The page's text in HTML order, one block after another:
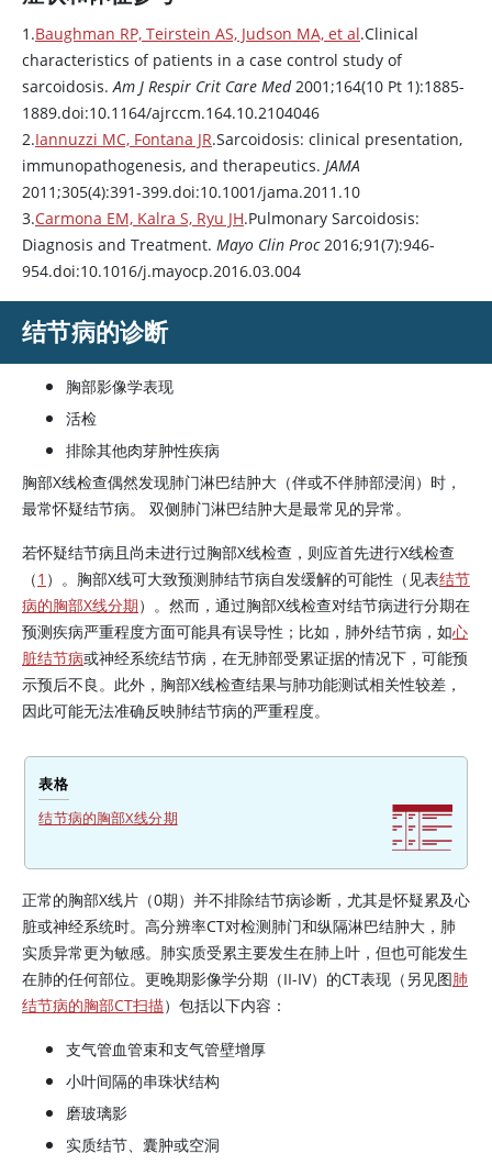
1.Baughman RP, Teirstein AS, Judson MA, et al.Clinical
characteristics of patients in a case control study of
sarcoidosis.Am J Respir Crit Care Med2001;164(10 Pt 1):1885-
1889.doi:10.1164/ajrccm.164.10.2104046
2.Iannuzzi MC, Fontana JR.Sarcoidosis: clinical presentation,
immunopathogenesis, and therapeutics. JAMA
2011;305(4):391-399.doi:10.1001/jama.2011.10
3.Carmona EM, Kalra S, Ryu JH.Pulmonary Sarcoidosis:
Diagnosis and Treatment. Mayo Clin Proc2016;91(7):946-
954.doi:10.1016/j.mayocp.2016.03.004
结节病的诊断
胸部影像学表现
活检
排除其他肉芽肿性疾病
胸部X线检查偶然发现肺门淋巴结肿大（伴或不伴肺部浸润）时，
最常怀疑结节病。 双侧肺门淋巴结肿大是最常见的异常。
若怀疑结节病且尚未进行过胸部X线检查，则应首先进行X线检查
（1 ）。胸部X线可大致预测肺结节病自发缓解的可能性（见表结节
病的胸部X线分期）。然而，通过胸部X线检查对结节病进行分期在
预测疾病严重程度方面可能具有误导性；比如，肺外结节病，如心
脏结节病或神经系统结节病，在无肺部受累证据的情况下，可能预
示预后不良。此外，胸部X线检查结果与肺功能测试相关性较差，
因此可能无法准确反映肺结节病的严重程度。
表格
结节病的胸部X线分期
正常的胸部X线片（0期）并不排除结节病诊断，尤其是怀疑累及心
脏或神经系统时。高分辨率CT对检测肺门和纵隔淋巴结肿大，肺
实质异常更为敏感。肺实质受累主要发生在肺上叶，但也可能发生
在肺的任何部位。更晚期影像学分期（II-IV）的CT表现（另见图肺
结节病的胸部CT扫描）包括以下内容：
支气管血管束和支气管壁增厚
小叶间隔的串珠状结构
磨玻璃影
实质结节、囊肿或空洞